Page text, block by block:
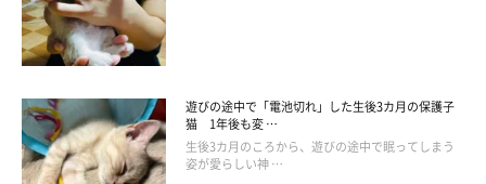
遊びの途中で「電池切れ」した生後3カ月の保護子
猫 1年後も変 …
生後3カ月のころから、遊びの途中で眠ってしまう
姿が愛らしい神 …